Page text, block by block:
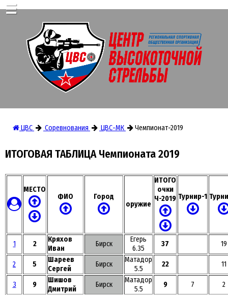
☰
ЦВС Соревнования ЦВС-МК Чемпионат-2019
ИТОГОВАЯ ТАБЛИЦА Чемпионата 2019
МЕСТО
ФИО
Город
оружие
ИТОГО
очки
Ч-2019 Турнир-1
1 2
Кряхов
Иван
Бирск
Егерь
6.35
37 19
2 5
Шареев
Сергей
Бирск
Матадор
5.5
22 11
3 9
Шишов
Дмитрий
Бирск
Матадор
5.5
9 7 2